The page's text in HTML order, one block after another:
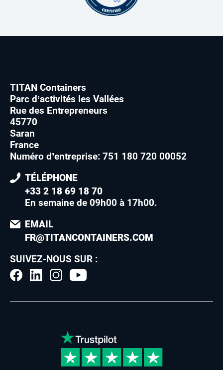
TITAN Containers
Parc d’activités les Vallées
Rue des Entrepreneurs
45770
Saran
France
Numéro d’entreprise: 751 180 720 00052
TÉLÉPHONE
+33 2 18 69 18 70
En semaine de 09h00 à 17h00.
EMAIL
FR@TITANCONTAINERS.COM
SUIVEZ-NOUS SUR :